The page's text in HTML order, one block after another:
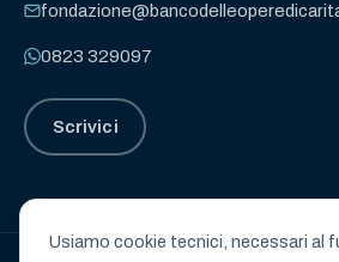
0823 329097
Scrivici
Usiamo cookie tecnici, necessari al